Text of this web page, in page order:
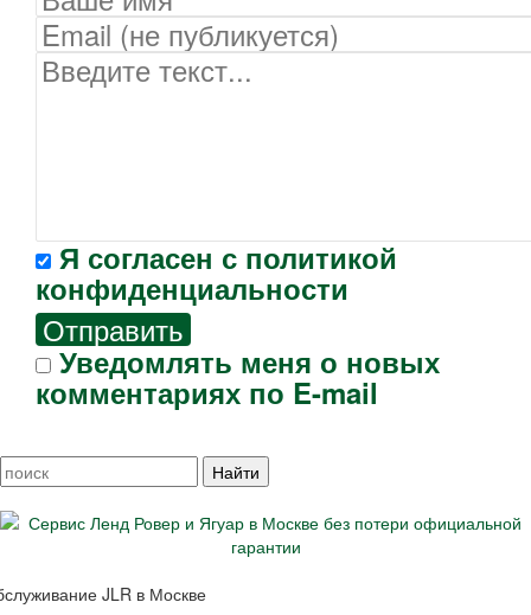
Я согласен с политикой
конфиденциальности
Отправить
Уведомлять меня о новых
комментариях по E-mail
JLR в Москве